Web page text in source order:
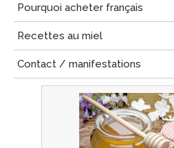
Pourquoi acheter français
Recettes au miel
Contact / manifestations